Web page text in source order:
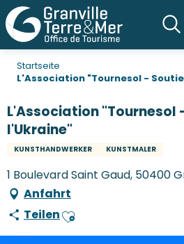
Startseite
L'Association "Tournesol -
L'Association "Tournesol
l'Ukraine"
KUNSTHANDWERKER KUNSTMALER
1 Boulevard Saint Gaud, 50400
Anfahrt
TeilenAjouter aux favoris